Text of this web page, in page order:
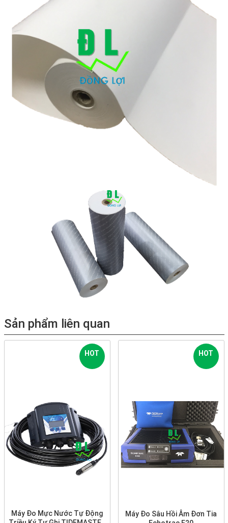
Sản phẩm liên quan
HOT
Máy Đo Mực Nước Tự Động
HOT
Máy Đo Sâu Hồi Âm Đơn Tia